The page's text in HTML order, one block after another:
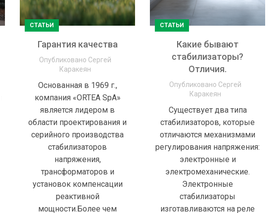
СТАТЬИ
Гарантия качества
Опубликовано Сергей
Каракеян
Основанная в 1969 г.,
компания «ORTEA SpA»
является лидером в
области проектирования и
серийного производства
стабилизаторов
напряжения,
трансформаторов и
установок компенсации
реактивной
мощности.Более чем
СТАТЬИ
Какие бывают
стабилизаторы?
Отличия.
Опубликовано Сергей
Каракеян
Существует два типа
стабилизаторов, которые
отличаются механизмами
регулирования напряжения:
электронные и
электромеханические.
Электронные
стабилизаторы
изготавливаются на реле